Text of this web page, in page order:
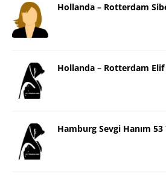
Hollanda – Rotterdam
Hollanda – Rotterdam Elif
Hamburg Sevgi Hanım